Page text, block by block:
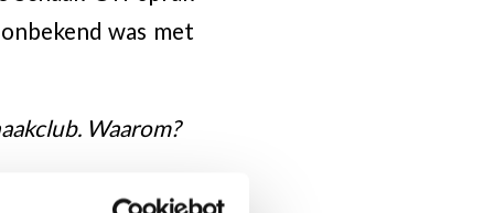
was met
Waarom?